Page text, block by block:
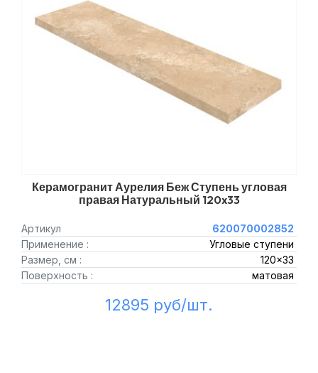
Керамогранит Аурелия Беж Ступень угловая
правая Натуральный 120x33
Артикул
620070002852
Применение :
Угловые ступени
Размер, см :
120x33
Поверхность :
матовая
12895 руб/шт.